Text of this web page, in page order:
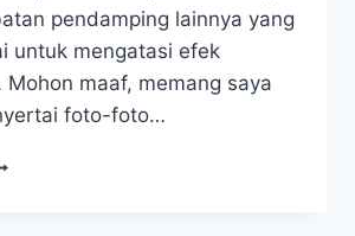
pendamping lainnya yang
untuk mengatasi efek
Mohon maaf, memang saya
foto-foto…